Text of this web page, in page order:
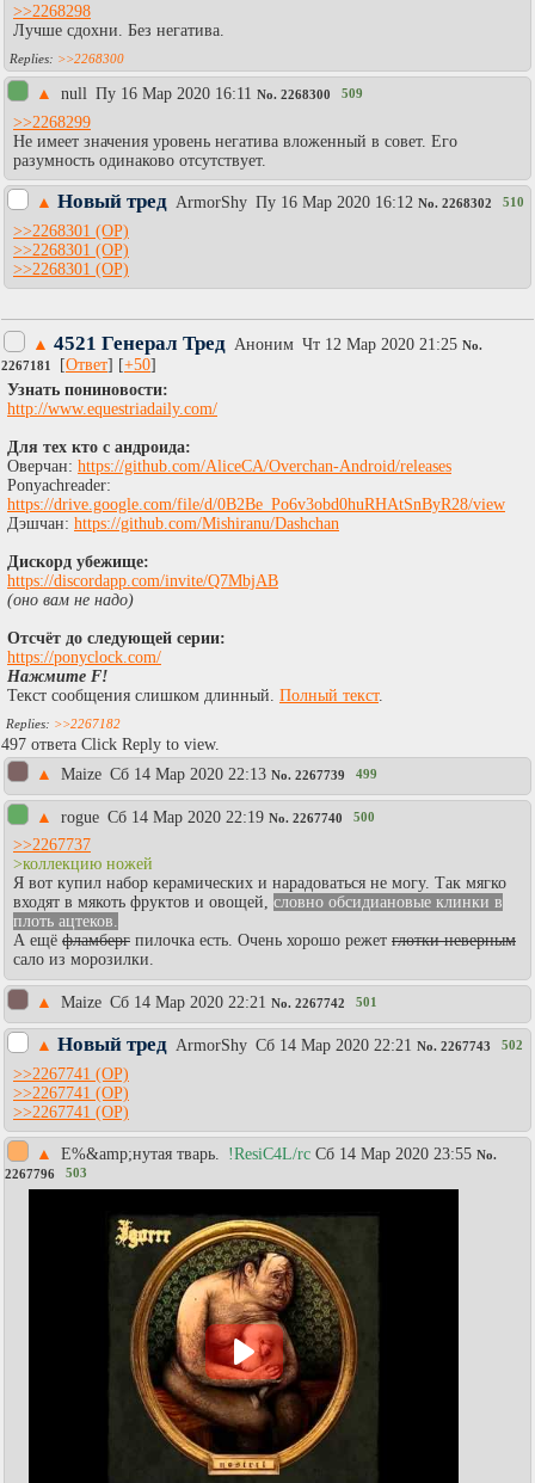
>>2268298
Лучше сдохни. Без негатива.
>>2268300
▲ null Пy 16 Мар 2020 16:11 No. 2268300 509
>>2268299
Не имеет значения уровень негатива вложенный в совет. Его
разумность одинаково отсутствует.
▲ Новый тред АrmоrShy Пy 16 Мар 2020 16:12 No. 2268302 510
>>2268301
>>2268301
>>2268301
▲ 4521 Генерал Тред Аноним Чт 12 Мар 2020 21:25 No.
2267181
[Ответ] [+50]
Узнать пониновости:
http://www.equestriadaily.com/
Для тех кто с андроида:
Оверчан: https://github.com/AliceCA/Overchan-Android/releases
Ponyachreader:
https://drive.google.com/file/d/0B2Be_Po6v3obd0huRHAtSnByR28/view
Дэшчан: https://github.com/Mishiranu/Dashchan
Дискорд убежище:
https://discordapp.com/invite/Q7MbjAB
(оно вам не надо)
Отсчёт до следующей серии:
https://ponyclock.com/
Нажмите F!
Текст сообщения слишком длинный. Полный текст.
>>2267182
497 ответа Click Reply to view.
▲
Maize Сб 14 Мар 2020 22:13 No. 2267739 499
▲ rogue Сб 14 Мар 2020 22:19 No. 2267740 500
>>2267737
>коллекцию ножей
Я вот купил набор керамических и нарадоваться не могу. Так мягко
входят в мякоть фруктов и овощей, словно обсидиановые клинки в
плоть ацтеков.
А ещё фламберг пилочка есть. Очень хорошо режет глотки неверным
сало из морозилки.
▲ Maize Сб 14 Мар 2020 22:21 No. 2267742 501
▲ Новый тред АrmоrShy Сб 14 Мар 2020 22:21 No. 2267743 502
>>2267741
>>2267741
>>2267741
▲ Е%&amp;нутая тварь. !ResiC4L/rc Сб 14 Мар 2020 23:55 No.
2267796
503